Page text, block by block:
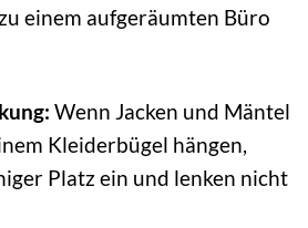
einem aufgeräumten Büro
Wenn Jacken und Mäntel
Kleiderbügel hängen,
Platz ein und lenken nicht